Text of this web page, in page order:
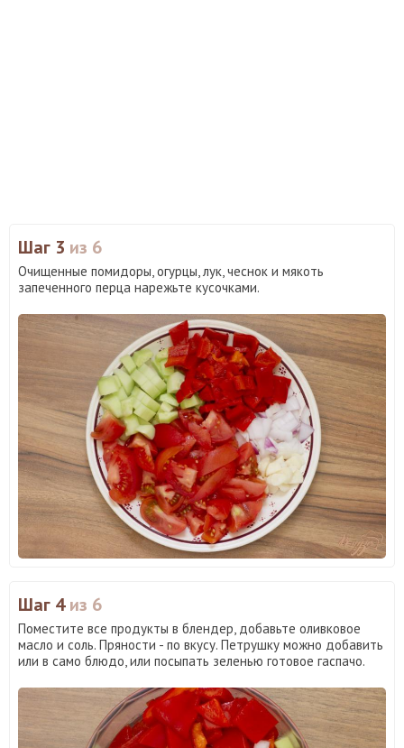
Шаг 3 из 6
Очищенные помидоры, огурцы, лук, чеснок и мякоть
запеченного перца нарежьте кусочками.
Шаг 4из 6
Поместите все продукты в блендер, добавьте оливковое
масло и соль. Пряности - по вкусу. Петрушку можно добавить
или в само блюдо, или посыпать зеленью готовое гаспачо.